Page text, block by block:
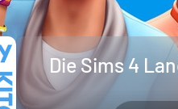
Die Sims 4